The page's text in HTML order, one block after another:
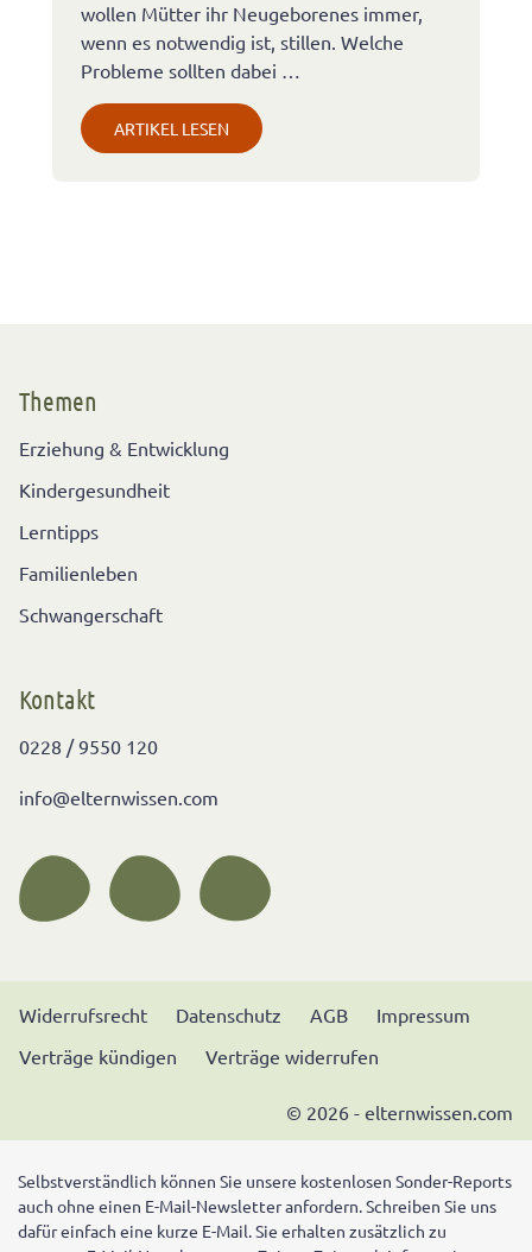
wollen Mütter ihr Neugeborenes immer,
wenn es notwendig ist, stillen. Welche
Probleme sollten dabei …
ARTIKEL LESEN
Themen
Erziehung & Entwicklung
Kindergesundheit
Lerntipps
Familienleben
Schwangerschaft
Kontakt
0228 / 9550 120
info@elternwissen.com
Widerrufsrecht Datenschutz AGB
Impressum
Verträge kündigen
Verträge widerrufen
© 2026 - elternwissen.com
Selbstverständlich können Sie unsere kostenlosen Sonder-Reports
auch ohne einen E-Mail-Newsletter anfordern. Schreiben Sie uns
dafür einfach eine kurze E-Mail. Sie erhalten zusätzlich zu